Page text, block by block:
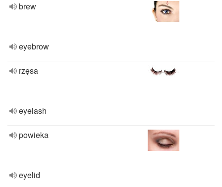
brew
eyebrow
rzęsa
eyelash
powieka
eyelid